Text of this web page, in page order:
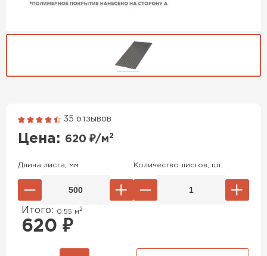
35 отзывов
Цена: 620 ₽/м2
Длина листа, мм Количество листов, шт.
Итого: 0.55 м 2
620 ₽
Гибкая черепица